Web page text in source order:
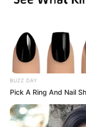
BUZZ DAY
Pick A Ring And Nail